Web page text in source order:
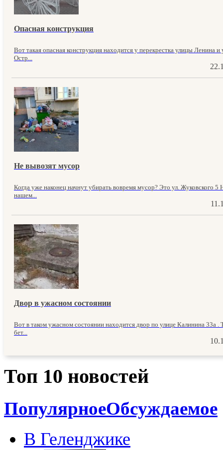
Опасная конструкция
Вот такая опасная конструкция находится у перекрестка улицы Ленина и
Остр...
Не вывозят мусор
Когда уже наконец начнут убирать вовремя мусор? Это ул. Жуковского 5
нашем...
Двор в ужасном состоянии
Вот в таком ужасном состоянии находится двор по улице Калинина 33а .
бет...
Топ 10 новостей
ПопулярноеОбсуждаемое
В Геленджике